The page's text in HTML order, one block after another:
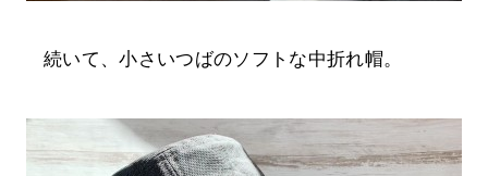
続いて、小さいつばのソフトな中折れ帽。